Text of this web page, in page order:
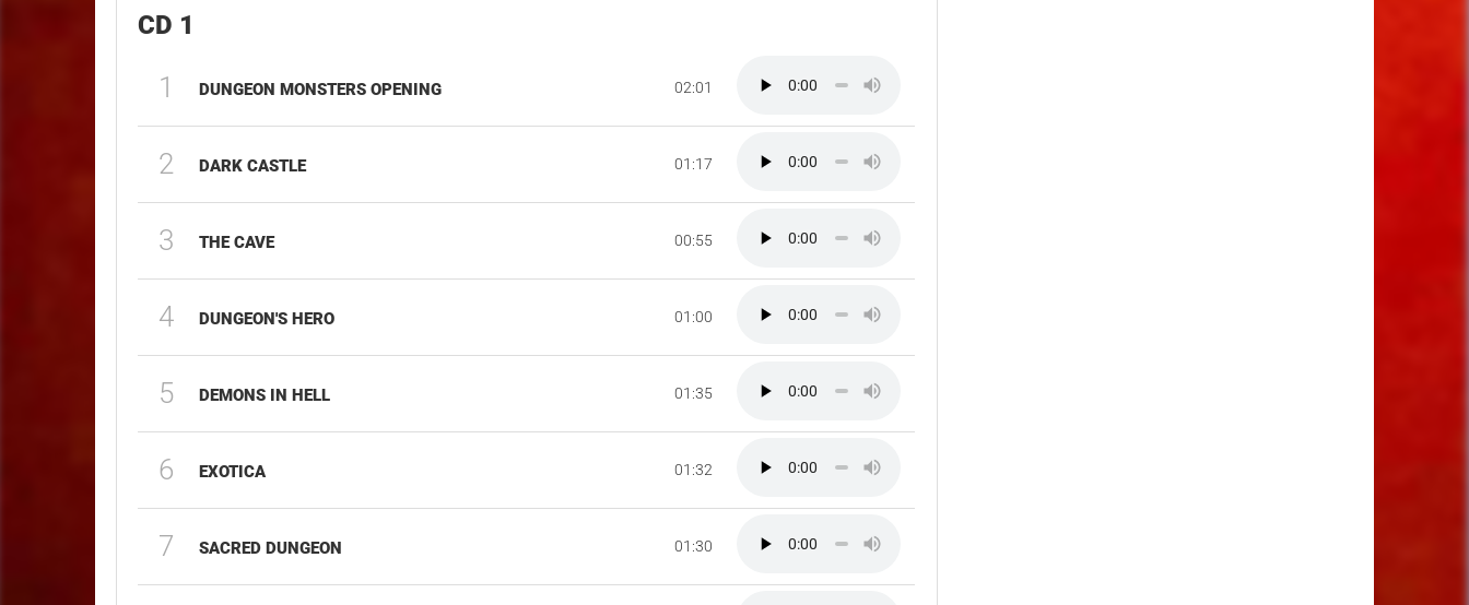
CD 1
1 DUNGEON MONSTERS OPENING 02:01
2 DARK CASTLE 01:17
3 THE CAVE 00:55
4 DUNGEON'S HERO 01:00
5 DEMONS IN HELL 01:35
6 EXOTICA 01:32
7 SACRED DUNGEON 01:30